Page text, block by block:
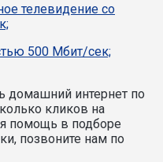
телевидение со
500 Мбит/сек;
домашний интернет по
кликов на
помощь в подборе
позвоните нам по